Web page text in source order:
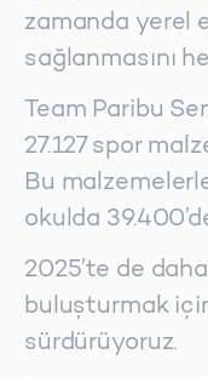
zamanda yerel
sağlanmasını
Team Paribu
27.127 spor
Bu
okulda
2025’te de
buluşturmak için
sürdürüyoruz.